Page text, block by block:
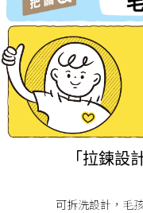
「拉鍊設
可拆洗設計，毛